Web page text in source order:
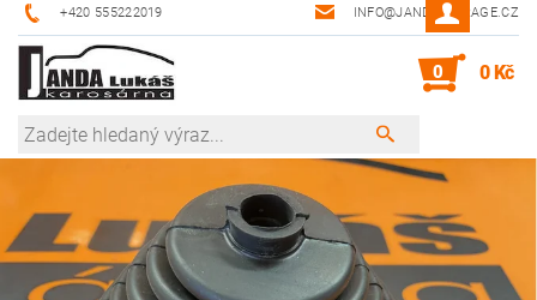
+420 555222019 INFO@JANDA-GARAGE.CZ
0 0 Kč